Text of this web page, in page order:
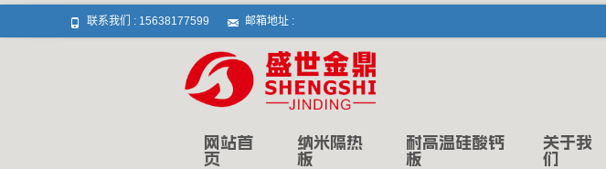
联系我们 : 15638177599 邮箱地址 :
Skip to content
网站首
页
纳米隔热
板
耐高温硅酸钙
板
关于我
们